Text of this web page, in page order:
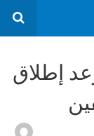
إطلاق